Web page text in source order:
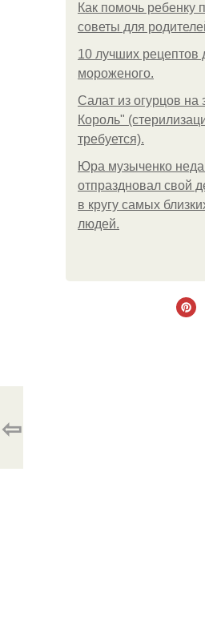
Как помочь ребенку
советы для
10 лучших рецептов
мороженого.
Салат из огурцов
Король"
требуется).
Юра музыченко
отпраздновал свой
в кругу самых
людей.
⇦